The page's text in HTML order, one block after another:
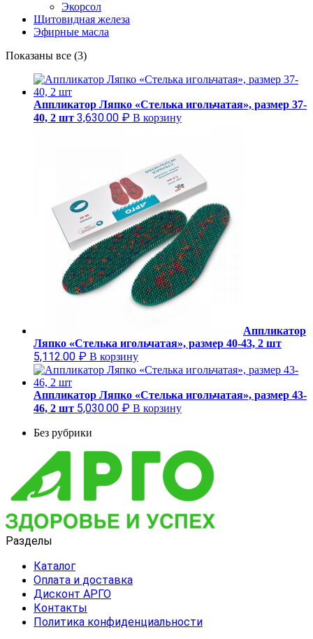
Экорсол
Щитовидная железа
Эфирные масла
Показаны все (3)
Аппликатор Ляпко «Стелька игольчатая», размер 37-
40, 2 шт 3,630.00 ₽ В корзину
Аппликатор
Ляпко «Стелька игольчатая», размер 40-43, 2 шт
5,112.00 ₽ В корзину
Аппликатор Ляпко «Стелька игольчатая», размер 43-
46, 2 шт 5,030.00 ₽ В корзину
Без рубрики
Разделы
Каталог
Оплата и доставка
Дисконт АРГО
Контакты
Политика конфиденциальности